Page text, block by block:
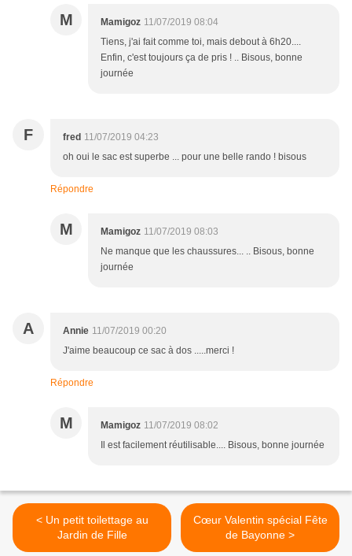
M Mamigoz 11/07/2019 08:04
Tiens, j'ai fait comme toi, mais debout à 6h20....
Enfin, c'est toujours ça de pris ! .. Bisous, bonne
journée
F fred 11/07/2019 04:23
oh oui le sac est superbe ... pour une belle rando ! bisous
Répondre
M Mamigoz 11/07/2019 08:03
Ne manque que les chaussures... .. Bisous, bonne
journée
A Annie 11/07/2019 00:20
J'aime beaucoup ce sac à dos .....merci !
Répondre
M Mamigoz 11/07/2019 08:02
Il est facilement réutilisable.... Bisous, bonne journée
< Un petit toilettage au
Jardin de Fille
Cœur Valentin spécial Fête
de Bayonne >